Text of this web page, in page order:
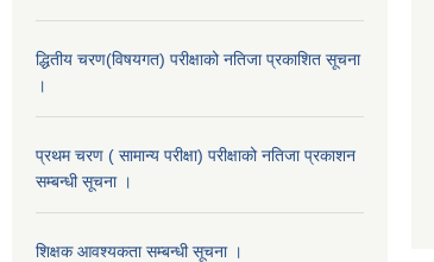
द्धितीय चरण(विषयगत) परीक्षाको नतिजा प्रकाशित सूचना
।
प्रथम चरण ( सामान्य परीक्षा) परीक्षाको नतिजा प्रकाशन
सम्बन्धी सूचना ।
शिक्षक आवश्यकता सम्बन्धी सूचना ।